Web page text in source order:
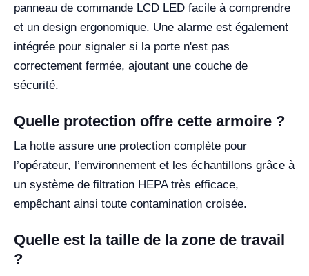
panneau de commande LCD LED facile à comprendre
et un design ergonomique. Une alarme est également
intégrée pour signaler si la porte n'est pas
correctement fermée, ajoutant une couche de
sécurité.
Quelle protection offre cette armoire ?
La hotte assure une protection complète pour
l’opérateur, l’environnement et les échantillons grâce à
un système de filtration HEPA très efficace,
empêchant ainsi toute contamination croisée.
Quelle est la taille de la zone de travail
?